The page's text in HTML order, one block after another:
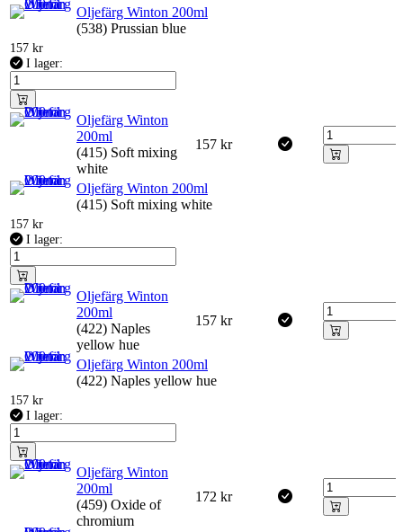
Oljefärg Winton 200ml
(538) Prussian blue
157 kr
I lager:
Oljefärg Winton
200ml
(415) Soft mixing
white
157 kr
Oljefärg Winton 200ml
(415) Soft mixing white
157 kr
I lager:
Oljefärg Winton
200ml
(422) Naples
yellow hue
157 kr
Oljefärg Winton 200ml
(422) Naples yellow hue
157 kr
I lager:
Oljefärg Winton
200ml
(459) Oxide of
chromium
172 kr